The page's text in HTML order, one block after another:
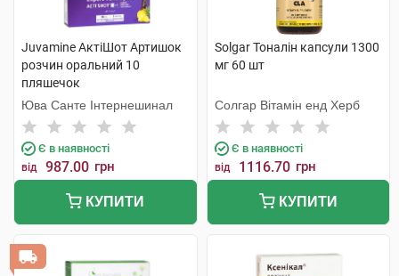
Juvamine АктіШот Артишок
розчин оральний 10
пляшечок
Юва Санте Інтернешинал
Є в наявності
від 987.00 грн
КУПИТИ
Solgar Тоналін капсули 1300
мг 60 шт
Солгар Вітамін енд Херб
Є в наявності
від 1116.70 грн
КУПИТИ